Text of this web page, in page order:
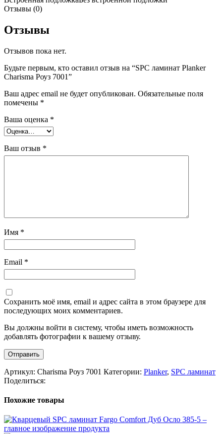
Отзывы (0)
Отзывы
Отзывов пока нет.
Будьте первым, кто оставил отзыв на “SPC ламинат Planker
Charisma Роуз 7001”
Ваш адрес email не будет опубликован. Обязательные поля
помечены *
Ваша оценка *
Ваш отзыв *
Имя *
Email *
Сохранить моё имя, email и адрес сайта в этом браузере для
последующих моих комментариев.
Вы должны войти в систему, чтобы иметь возможность
добавлять фотографии к вашему отзыву.
Артикул: Charisma Роуз 7001 Категории: Planker, SPC ламинат
Поделиться:
Похожие товары